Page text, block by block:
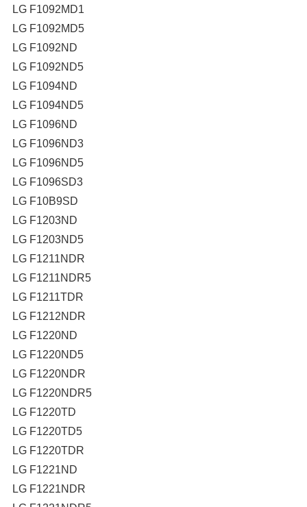
LG F1092MD1
LG F1092MD5
LG F1092ND
LG F1092ND5
LG F1094ND
LG F1094ND5
LG F1096ND
LG F1096ND3
LG F1096ND5
LG F1096SD3
LG F10B9SD
LG F1203ND
LG F1203ND5
LG F1211NDR
LG F1211NDR5
LG F1211TDR
LG F1212NDR
LG F1220ND
LG F1220ND5
LG F1220NDR
LG F1220NDR5
LG F1220TD
LG F1220TD5
LG F1220TDR
LG F1221ND
LG F1221NDR